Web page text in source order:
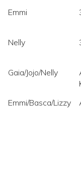
Emmi
Nelly
Gaia/Jojo/Nelly
Emmi/Basca/Lizzy